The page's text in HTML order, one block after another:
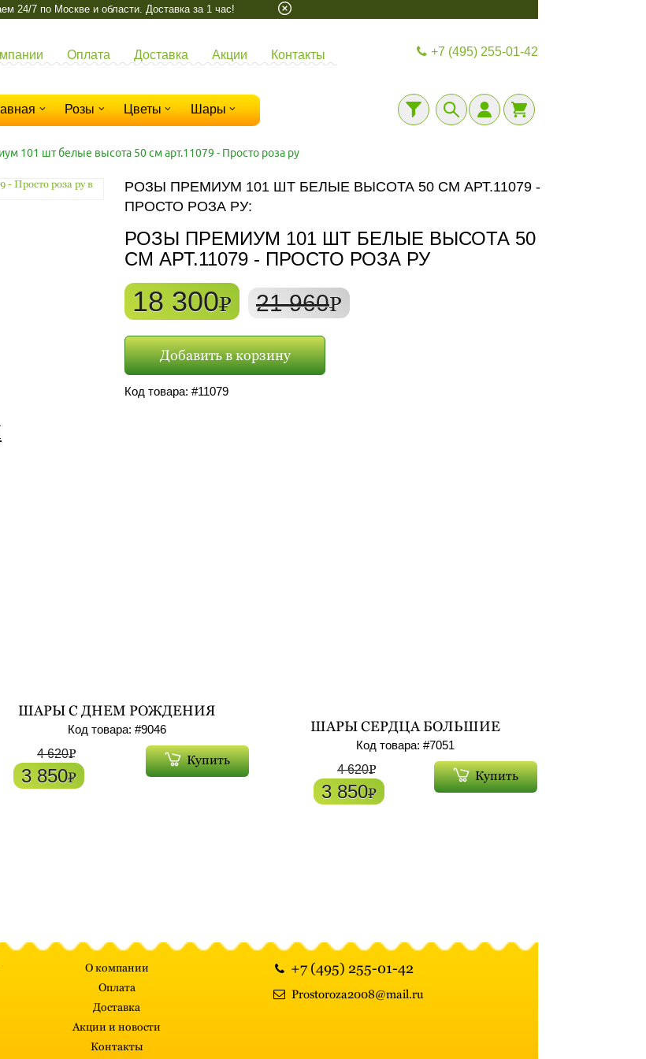
24/7 по Москве и области. Доставка за 1 час!
Оплата Доставка Акции Контакты
Розы Цветы Шары
+7 (495) 255-01-42
101 шт белые высота 50 см арт.11079 - Просто роза ру
РОЗЫ ПРЕМИУМ 101 ШТ БЕЛЫЕ ВЫСОТА 50 СМ АРТ.11079 -
ПРОСТО РОЗА РУ:
РОЗЫ ПРЕМИУМ 101 ШТ БЕЛЫЕ ВЫСОТА 50
СМ АРТ.11079 - ПРОСТО РОЗА РУ
18 300P 21 960P
Добавить в корзину
Код товара: #11079
ШАРЫ С ДНЕМ РОЖДЕНИЯ
БОЛЬШИЕ ФОЛЬГИРОВАННЫЕ С
ГЕЛИЕМ 7ШТ АРТ. 9046
Код товара: #9046
4 620P
3 850P
Купить
ШАРЫ СЕРДЦА БОЛЬШИЕ
ФОЛЬГИРОВАННЫЕ С ГЕЛИЕМ 7ШТ
АРТ. 7051
Код товара: #7051
4 620P
3 850P
Купить
О компании
Оплата
Доставка
Акции и новости
Контакты
+7 (495) 255-01-42
Prostoroza2008@mail.ru